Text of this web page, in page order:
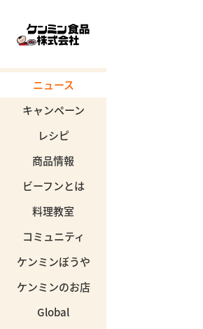
ニュース
キャンペーン
レシピ
商品情報
ビーフンとは
料理教室
コミュニティ
ケンミンぼうや
ケンミンのお店
Global